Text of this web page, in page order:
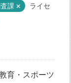
課
ライセ
育・スポーツ